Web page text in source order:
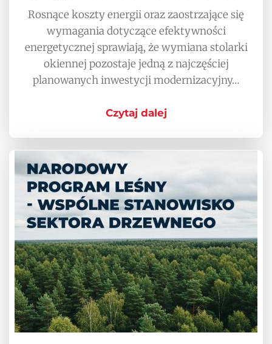
Rosnące koszty energii oraz zaostrzające się
wymagania dotyczące efektywności
energetycznej sprawiają, że wymiana stolarki
okiennej pozostaje jedną z najczęściej
planowanych inwestycji modernizacyjny…
Czytaj dalej